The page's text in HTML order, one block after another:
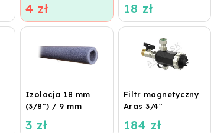
ogrzewania
podłogowego i
4 zł 18 zł
Izolacja 18 mm
(3/8") / 9 mm
3 zł
Filtr magnetyczny
Aras 3/4"
184 zł